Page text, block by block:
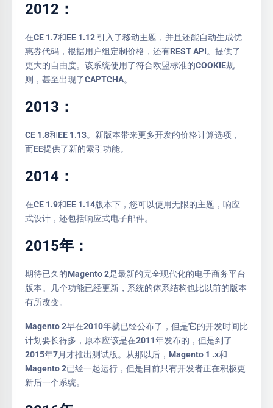
2012：
在CE 1.7和EE 1.12 引入了移动主题，并且还能自动生成优
惠券代码，根据用户组定制价格，还有REST API。提供了
更大的自由度。该系统使用了符合欧盟标准的COOKIE规
则，甚至出现了CAPTCHA。
2013：
CE 1.8和EE 1.13。新版本带来更多开发的价格计算选项，
而EE提供了新的索引功能。
2014：
在CE 1.9和EE 1.14版本下，您可以使用无限的主题，响应
式设计，还包括响应式电子邮件。
2015年：
期待已久的Magento 2是最新的完全现代化的电子商务平台
版本。几个功能已经更新，系统的体系结构也比以前的版本
有所改变。
Magento 2早在2010年就已经公布了，但是它的开发时间比
计划要长得多，原本应该是在2011年发布的，但是到了
2015年7月才推出测试版。从那以后，Magento 1 .x和
Magento 2已经一起运行，但是目前只有开发者正在积极更
新后一个系统。